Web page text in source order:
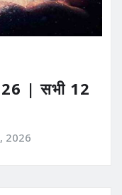
| सभी 12
2026